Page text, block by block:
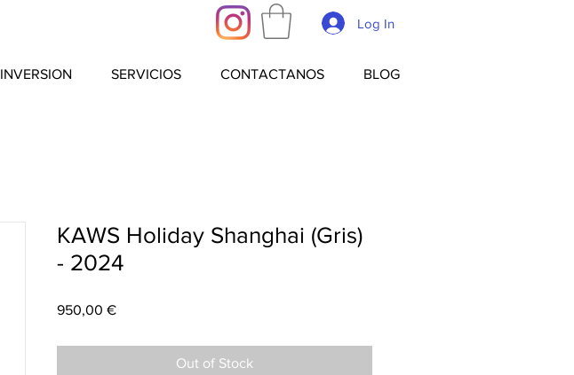
Log In
INVERSION SERVICIOS CONTACTANOS BLOG
KAWS Holiday Shanghai (Gris)
- 2024
950,00 €Price
Out of Stock